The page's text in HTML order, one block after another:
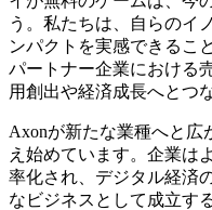
う。私たちは、自らのイ
ンパクトを実感できるこ
パートナー企業における
用創出や経済成長へとつ
Axonが新たな業種へと広
え始めています。企業は
率化され、デジタル経済
なビジネスとして成立す